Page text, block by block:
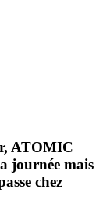
ATOMIC
journée mais
chez